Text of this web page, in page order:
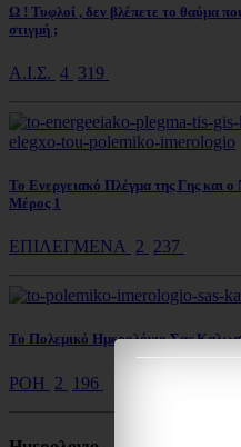
Ω ! Τυφλοί , δεν βλέπετε το θαύμα
στιγμή ;
Α.Ι.Σ. 4 319
Το Ενεργειακό Πλέγμα της Γης και ο
Μέρος 1
ΕΠΙΛΕΓΜΕΝΑ 2 237
Το Πολεμικό Ημερολόγιο Σας
ΡΟΗ 2 196